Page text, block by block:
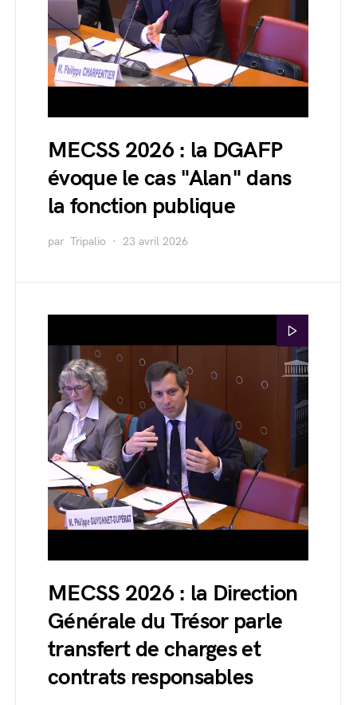
MECSS 2026 : la DGAFP
évoque le cas "Alan" dans
la fonction publique
par Tripalio 23 avril 2026
MECSS 2026 : la Direction
Générale du Trésor parle
transfert de charges et
contrats responsables